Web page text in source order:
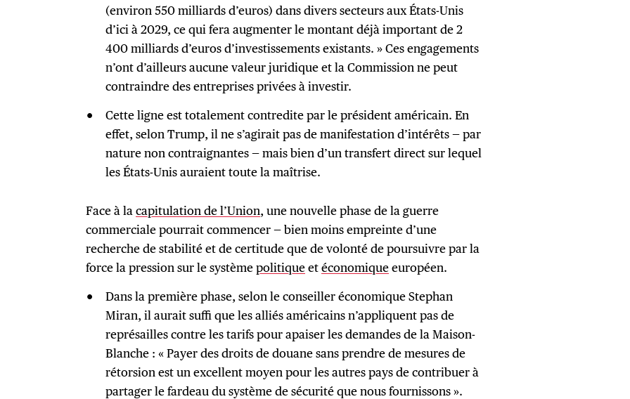
(environ 550 milliards d’euros) dans divers secteurs aux États-Unis
d’ici à 2029, ce qui fera augmenter le montant déjà important de 2
400 milliards d’euros d’investissements existants. » Ces engagements
n’ont d’ailleurs aucune valeur juridique et la Commission ne peut
contraindre des entreprises privées à investir.
Cette ligne est totalement contredite par le président américain. En
effet, selon Trump, il ne s’agirait pas de manifestation d’intérêts — par
nature non contraignantes — mais bien d’un transfert direct sur lequel
les États-Unis auraient toute la maîtrise.
Face à lacapitulation de l’Union, une nouvelle phase de la guerre
commerciale pourrait commencer — bien moins empreinte d’une
recherche de stabilité et de certitude que de volonté de poursuivre par la
force la pression sur le systèmepolitiqueetéconomiqueeuropéen.
Dans la première phase, selon le conseiller économique Stephan
Miran, il aurait suffi que les alliés américains n’appliquent pas de
représailles contre les tarifs pour apaiser les demandes de la Maison-
Blanche : « Payer des droits de douane sans prendre de mesures de
rétorsion est un excellent moyen pour les autres pays de contribuer à
partager le fardeau du système de sécurité que nous fournissons ».